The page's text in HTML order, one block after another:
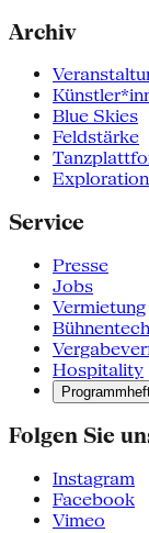
Archiv
Blue Skies
Feldstärke
Service
Presse
Jobs
Vermietung
Hospitality
Folgen Sie
Instagram
Facebook
Vimeo